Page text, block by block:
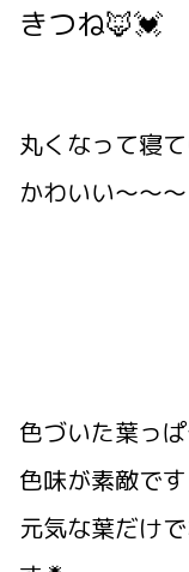
きつね🦊💓
丸くなって寝
かわいい～～～
色づいた葉っ
色味が素敵です
元気な葉だけ